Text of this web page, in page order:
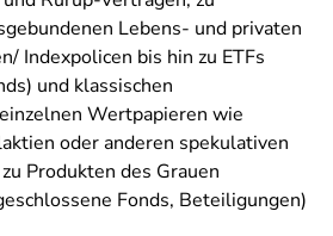
Lebens- und privaten
Indexpolicen bis hin zu ETFs
und klassischen
Wertpapieren wie
oder anderen spekulativen
Produkten des Grauen
Fonds, Beteiligungen)